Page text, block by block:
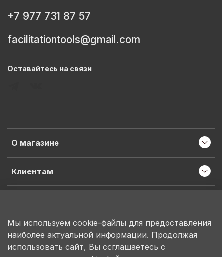
О магазине
Клиентам
+7 977 731 87 57
facilitationtools@gmail.com
Оставайтесь на связи
ИП Пронина М.Н.
Мы используем cookie-файлы для предоставления
наиболее актуальной информации. Продолжая
использовать сайт, Вы соглашаетесь с